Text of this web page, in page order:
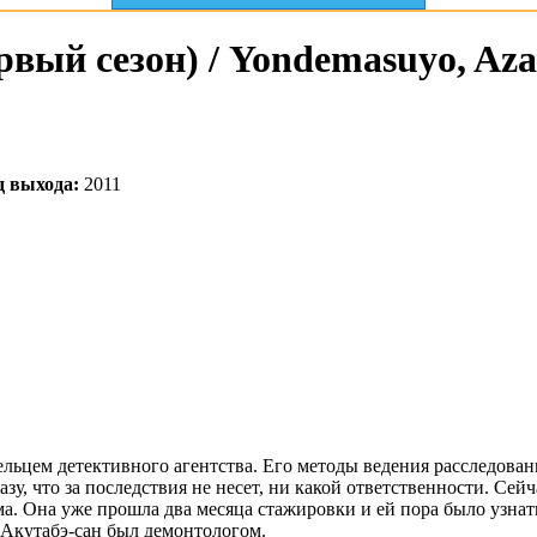
сезон) / Yondemasuyo,
выхода: 2011
детективного агентства. Его методы ведения
что за последствия не несет, ни какой ответственности.
Она уже прошла два месяца стажировки и ей пора было
сан был демонтологом.